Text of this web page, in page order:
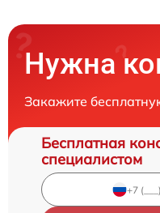
Нужна
Закажите
Бесплатная
специалистом